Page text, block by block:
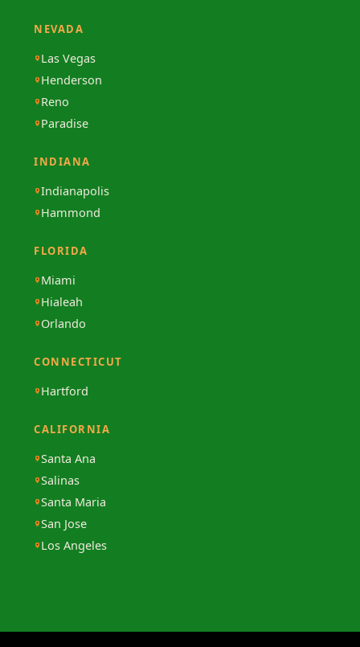
NEVADA
Las Vegas
Henderson
Reno
Paradise
INDIANA
Indianapolis
Hammond
FLORIDA
Miami
Hialeah
Orlando
CONNECTICUT
Hartford
CALIFORNIA
Santa Ana
Salinas
Santa Maria
San Jose
Los Angeles